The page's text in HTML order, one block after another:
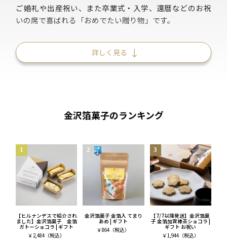
ご婚礼や出産祝い、また卒業式・入学、還暦などのお祝
いの席で喜ばれる「おめでたい贈り物」です。
詳しく見る
金沢箔菓子のランキング
【ヒルナンデスで紹介され
ました】金沢箔菓子 金箔
ガトーショコラ | ギフト
￥2,484 （税込）
金沢箔菓子 金箔入 てまり
あめ | ギフト
￥864 （税込）
【7/7以降発送】金沢箔菓
子 金箔加賀棒茶ショコラ |
ギフト お祝い
￥1,944（税込）